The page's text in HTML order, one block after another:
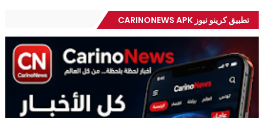
تطبيق كرينو نيوز CARINONEWS APK